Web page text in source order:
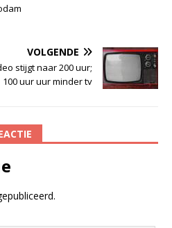
VOLGENDE
stijgt naar 200 uur;
100 uur uur minder tv